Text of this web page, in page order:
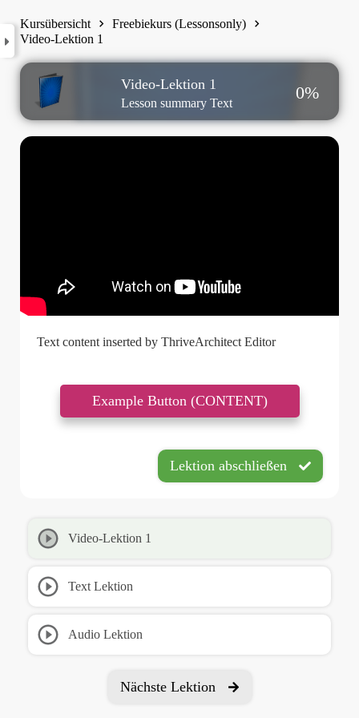
Kursübersicht
Freebiekurs (Lessonsonly)
Video-Lektion 1
Video-Lektion 1
Lesson summary Text
0%
Text content inserted by ThriveArchitect Editor
Example Button (CONTENT)
Lektion abschließen
Video-Lektion 1
Text Lektion
Audio Lektion
Nächste Lektion